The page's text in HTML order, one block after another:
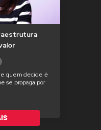
quem decide é
se propaga por